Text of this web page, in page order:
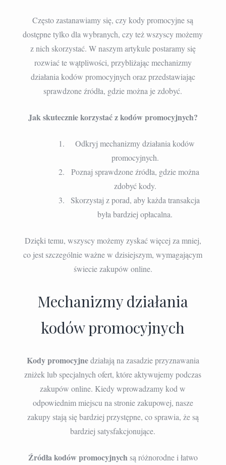
Często zastanawiamy się, czy kody promocyjne są
dostępne tylko dla wybranych, czy też wszyscy możemy
z nich skorzystać. W naszym artykule postaramy się
rozwiać te wątpliwości, przybliżając mechanizmy
działania kodów promocyjnych oraz przedstawiając
sprawdzone źródła, gdzie można je zdobyć.
Jak skutecznie korzystać z kodów promocyjnych?
Odkryj mechanizmy działania kodów
promocyjnych.
Poznaj sprawdzone źródła, gdzie można
zdobyć kody.
Skorzystaj z porad, aby każda transakcja
była bardziej opłacalna.
Dzięki temu, wszyscy możemy zyskać więcej za mniej,
co jest szczególnie ważne w dzisiejszym, wymagającym
świecie zakupów online.
Mechanizmy działania
kodów promocyjnych
Kody promocyjnedziałają na zasadzie przyznawania
zniżek lub specjalnych ofert, które aktywujemy podczas
zakupów online. Kiedy wprowadzamy kod w
odpowiednim miejscu na stronie zakupowej, nasze
zakupy stają się bardziej przystępne, co sprawia, że są
bardziej satysfakcjonujące.
Źródła kodów promocyjnych są różnorodne i łatwo